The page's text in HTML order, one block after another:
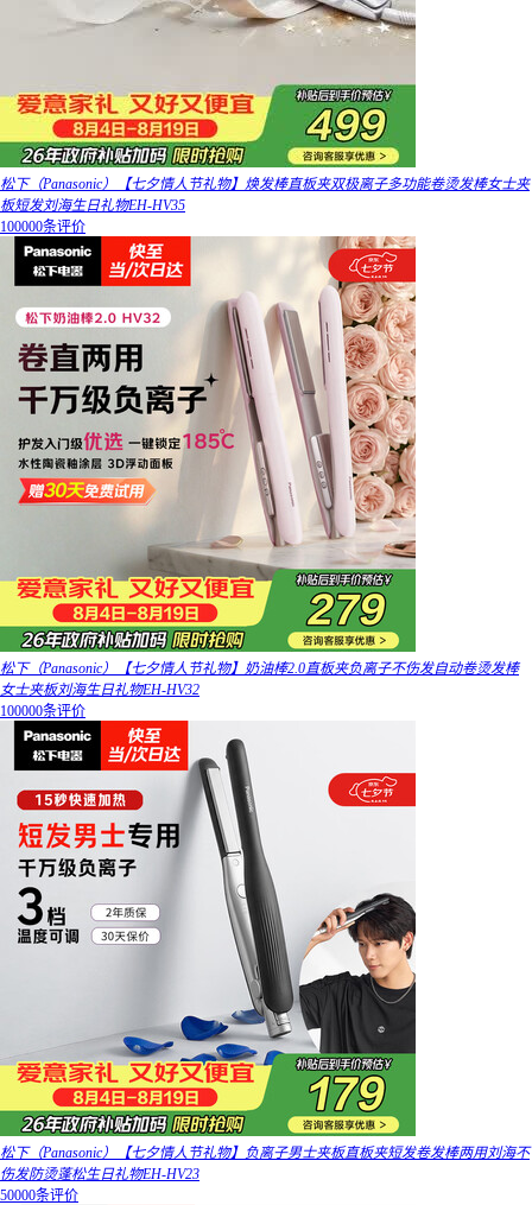
松下（Panasonic）【七夕情人节礼物】焕发棒直板夹双极离子多功能卷烫发棒女士夹
板短发刘海生日礼物EH-HV35
100000条评价
松下（Panasonic）【七夕情人节礼物】奶油棒2.0直板夹负离子不伤发自动卷烫发棒
女士夹板刘海生日礼物EH-HV32
100000条评价
松下（Panasonic）【七夕情人节礼物】负离子男士夹板直板夹短发卷发棒两用刘海不
伤发防烫蓬松生日礼物EH-HV23
50000条评价